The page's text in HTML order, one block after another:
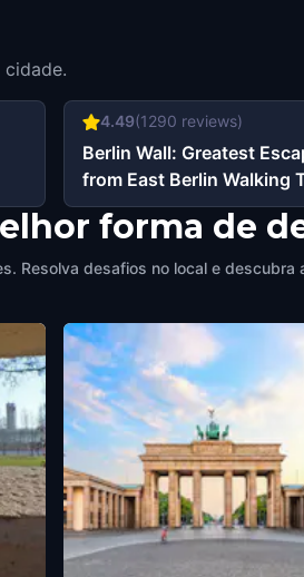
4.49(1290 reviews)
Berlin Wall: Greatest
from East Berlin Walking
& Escape Game
forma de
Resolva desafios no local e